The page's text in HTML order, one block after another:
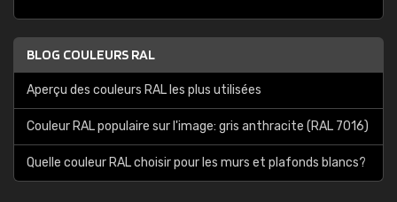
BLOG COULEURS RAL
Aperçu des couleurs RAL les plus utilisées
Couleur RAL populaire sur l'image: gris anthracite (RAL 7016)
Quelle couleur RAL choisir pour les murs et plafonds blancs?